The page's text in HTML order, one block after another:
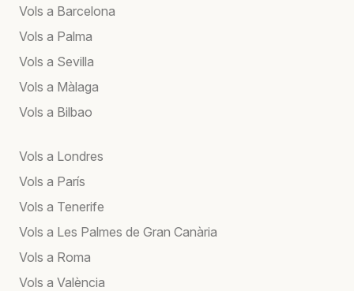
Vols a Barcelona
Vols a Palma
Vols a Sevilla
Vols a Màlaga
Vols a Bilbao
Vols a Londres
Vols a París
Vols a Tenerife
Vols a Les Palmes de Gran Canària
Vols a Roma
Vols a València